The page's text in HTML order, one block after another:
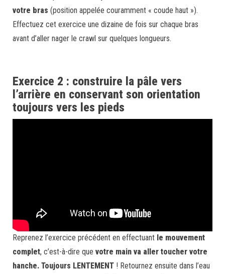
votre bras (position appelée couramment « coude haut »).
Effectuez cet exercice une dizaine de fois sur chaque bras
avant d’aller nager le crawl sur quelques longueurs.
Exercice 2 : construire la pâle vers
l’arrière en conservant son orientation
toujours vers les pieds
Reprenez l’exercice précédent en effectuant le mouvement
complet, c’est-à-dire que votre main va aller toucher votre
hanche. Toujours LENTEMENT ! Retournez ensuite dans l’eau